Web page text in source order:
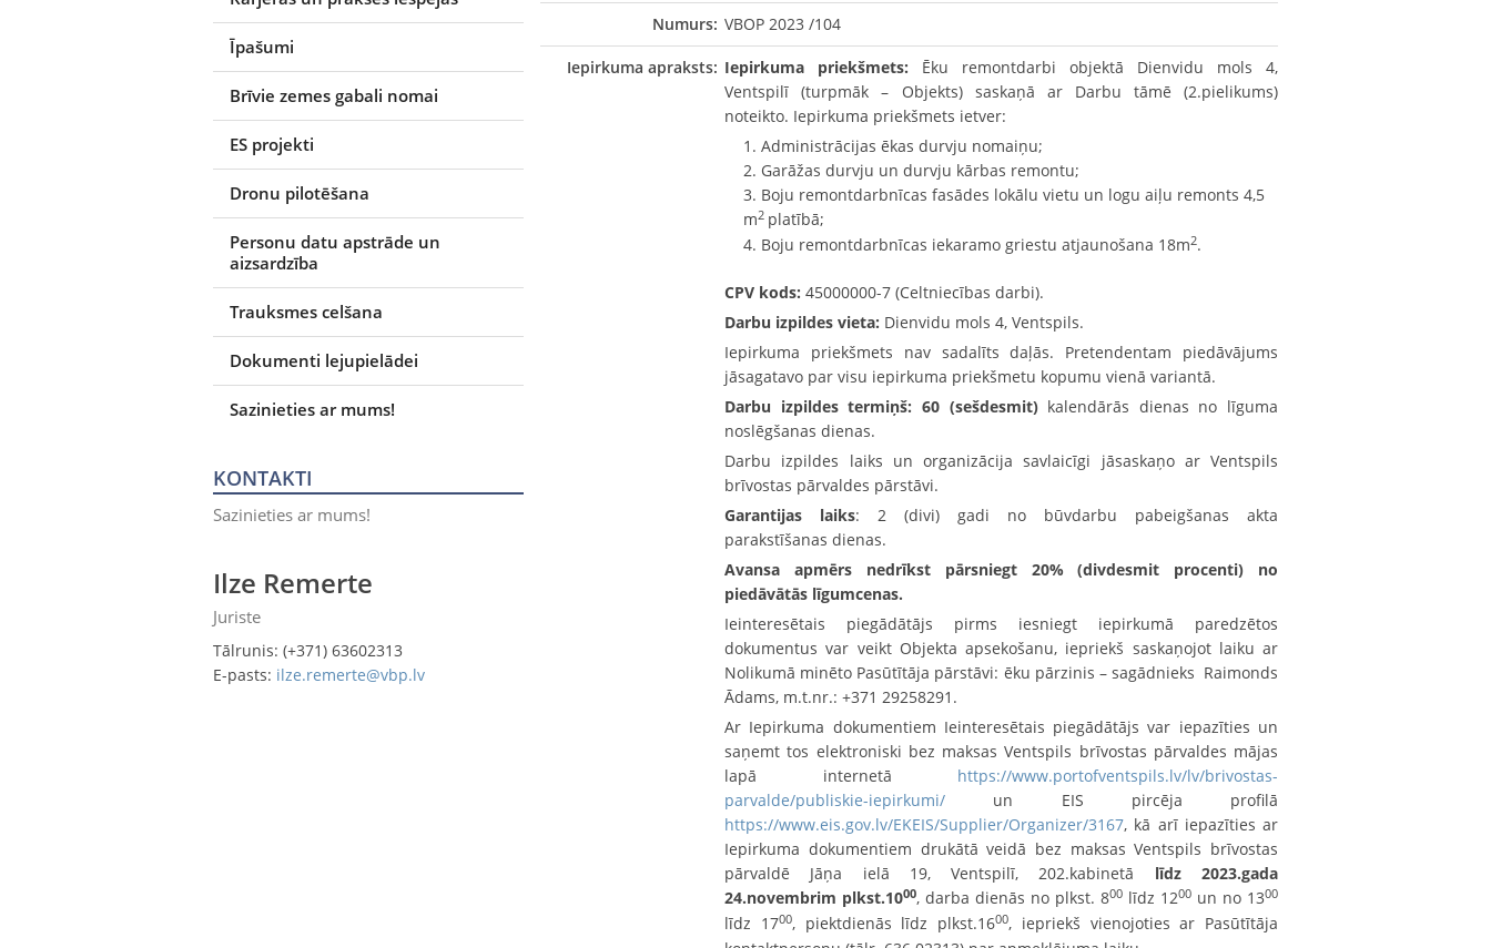
Īpašumi
Brīvie zemes gabali nomai
ES projekti
Dronu pilotēšana
Personu datu apstrāde un
aizsardzība
Trauksmes celšana
Dokumenti lejupielādei
Sazinieties ar mums!
KONTAKTI
Sazinieties ar mums!
Ilze Remerte
Juriste
Tālrunis: (+371) 63602313
E-pasts: ilze.remerte@vbp.lv
Numurs: VBOP 2023 /104
Iepirkuma apraksts: Iepirkuma priekšmets: Ēku remontdarbi objektā Dienvidu mols 4,
Ventspilī (turpmāk – Objekts) saskaņā ar Darbu tāmē (2.pielikums)
noteikto. Iepirkuma priekšmets ietver:
Administrācijas ēkas durvju nomaiņu;
Garāžas durvju un durvju kārbas remontu;
Boju remontdarbnīcas fasādes lokālu vietu un logu aiļu remonts 4,5
m2 platībā;
Boju remontdarbnīcas iekaramo griestu atjaunošana 18m2.
CPV kods: 45000000-7 (Celtniecības darbi).
Darbu izpildes vieta: Dienvidu mols 4, Ventspils.
Iepirkuma priekšmets nav sadalīts daļās. Pretendentam piedāvājums
jāsagatavo par visu iepirkuma priekšmetu kopumu vienā variantā.
Darbu izpildes termiņš: 60 (sešdesmit) kalendārās dienas no līguma
noslēgšanas dienas.
Darbu izpildes laiks un organizācija savlaicīgi jāsaskaņo ar Ventspils
brīvostas pārvaldes pārstāvi.
Garantijas laiks: 2 (divi) gadi no būvdarbu pabeigšanas akta
parakstīšanas dienas.
Avansa apmērs nedrīkst pārsniegt 20% (divdesmit procenti) no
piedāvātās līgumcenas.
Ieinteresētais piegādātājs pirms iesniegt iepirkumā paredzētos
dokumentus var veikt Objekta apsekošanu, iepriekš saskaņojot laiku ar
Nolikumā minēto Pasūtītāja pārstāvi: ēku pārzinis – sagādnieks Raimonds
Ādams, m.t.nr.: +371 29258291.
Ar Iepirkuma dokumentiem Ieinteresētais piegādātājs var iepazīties un
saņemt tos elektroniski bez maksas Ventspils brīvostas pārvaldes mājas
lapā internetā https://www.portofventspils.lv/lv/brivostas-
parvalde/publiskie-iepirkumi/ un EIS pircēja profilā
https://www.eis.gov.lv/EKEIS/Supplier/Organizer/3167, kā arī iepazīties ar
Iepirkuma dokumentiem drukātā veidā bez maksas Ventspils brīvostas
pārvaldē Jāņa ielā 19, Ventspilī, 202.kabinetā līdz 2023.gada
24.novembrim plkst.1000, darba dienās no plkst. 800 līdz 1200 un no 1300
līdz 1700, piektdienās līdz plkst.1600, iepriekš vienojoties ar Pasūtītāja